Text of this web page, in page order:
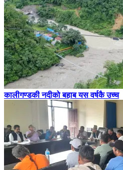
कालीगण्डकी नदीको बहाब यस वर्षकै उच्च